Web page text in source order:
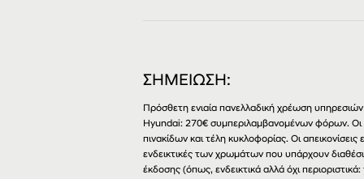
ΣΗΜΕΙΩΣΗ:
Πρόσθετη ενιαία πανελλαδική χρέωση
Hyundai: 270€ συμπεριλαμβανομένων φόρων.
πινακίδων και τέλη κυκλοφορίας. Οι
ενδεικτικές των χρωμάτων που υπάρχουν
έκδοσης (όπως, ενδεικτικά αλλά όχι